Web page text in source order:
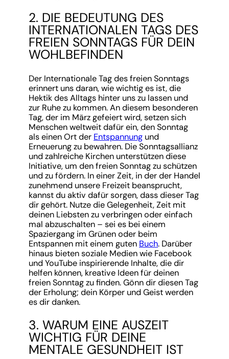
2. DIE BEDEUTUNG DES
INTERNATIONALEN TAGS DES
FREIEN SONNTAGS FÜR DEIN
WOHLBEFINDEN
Der Internationale Tag des freien Sonntags
erinnert uns daran, wie wichtig es ist, die
Hektik des Alltags hinter uns zu lassen und
zur Ruhe zu kommen. An diesem besonderen
Tag, der im März gefeiert wird, setzen sich
Menschen weltweit dafür ein, den Sonntag
als einen Ort der Entspannung und
Erneuerung zu bewahren. Die Sonntagsallianz
und zahlreiche Kirchen unterstützen diese
Initiative, um den freien Sonntag zu schützen
und zu fördern. In einer Zeit, in der der Handel
zunehmend unsere Freizeit beansprucht,
kannst du aktiv dafür sorgen, dass dieser Tag
dir gehört. Nutze die Gelegenheit, Zeit mit
deinen Liebsten zu verbringen oder einfach
mal abzuschalten – sei es bei einem
Spaziergang im Grünen oder beim
Entspannen mit einem guten Buch. Darüber
hinaus bieten soziale Medien wie Facebook
und YouTube inspirierende Inhalte, die dir
helfen können, kreative Ideen für deinen
freien Sonntag zu finden. Gönn dir diesen Tag
der Erholung; dein Körper und Geist werden
es dir danken.
3. WARUM EINE AUSZEIT
WICHTIG FÜR DEINE
MENTALE GESUNDHEIT IST